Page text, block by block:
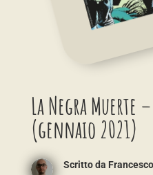
La Negra Muerte
(gennaio 2021)
Scritto da